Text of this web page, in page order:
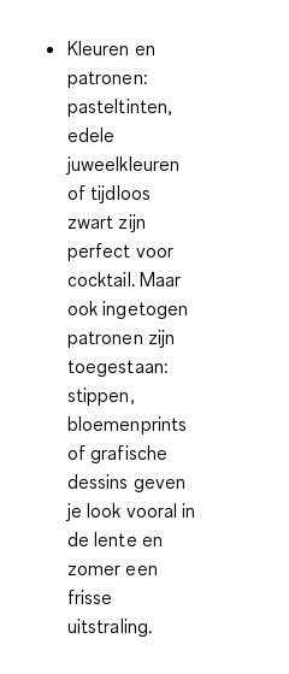
Kleuren en
patronen:
pasteltinten,
edele
juweelkleuren
of tijdloos
zwart zijn
perfect voor
cocktail. Maar
ook ingetogen
patronen zijn
toegestaan:
stippen,
bloemenprints
of grafische
dessins geven
je look vooral in
de lente en
zomer een
frisse
uitstraling.